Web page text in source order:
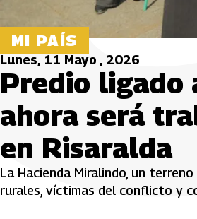
MI PAÍS
Lunes, 11 Mayo , 2026
Predio ligado
ahora será
en Risaralda
La Hacienda Miralindo, un
rurales, víctimas del conflicto y